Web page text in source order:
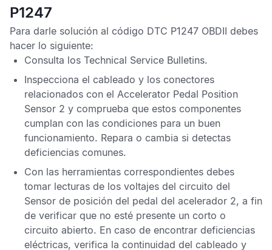
P1247
Para darle solución al código DTC P1247 OBDII debes
hacer lo siguiente:
Consulta los Technical Service Bulletins.
Inspecciona el cableado y los conectores
relacionados con el Accelerator Pedal Position
Sensor 2 y comprueba que estos componentes
cumplan con las condiciones para un buen
funcionamiento. Repara o cambia si detectas
deficiencias comunes.
Con las herramientas correspondientes debes
tomar lecturas de los voltajes del circuito del
Sensor de posición del pedal del acelerador 2, a fin
de verificar que no esté presente un corto o
circuito abierto. En caso de encontrar deficiencias
eléctricas, verifica la continuidad del cableado y